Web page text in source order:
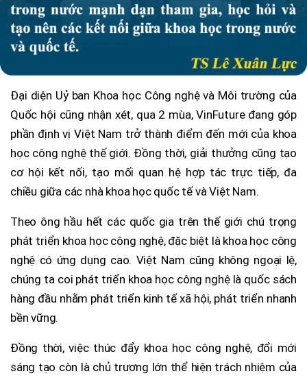
Đại diện Uỷ ban Khoa học Công nghệ và Môi trường của
Quốc hội cũng nhận xét, qua 2 mùa, VinFuture đang góp
phần định vị Việt Nam trở thành điểm đến mới của khoa
học công nghệ thế giới. Đồng thời, giải thưởng cũng tạo
cơ hội kết nối, tạo mối quan hệ hợp tác trực tiếp, đa
chiều giữa các nhà khoa học quốc tế và Việt Nam.
Theo ông hầu hết các quốc gia trên thế giới chú trọng
phát triển khoa học công nghệ, đặc biệt là khoa học công
nghệ có ứng dụng cao. Việt Nam cũng không ngoại lệ,
chúng ta coi phát triển khoa học công nghệ là quốc sách
hàng đầu nhằm phát triển kinh tế xã hội, phát triển nhanh
bền vững.
Đồng thời, việc thúc đẩy khoa học công nghệ, đổi mới
sáng tạo còn là chủ trương lớn thể hiện trách nhiệm của